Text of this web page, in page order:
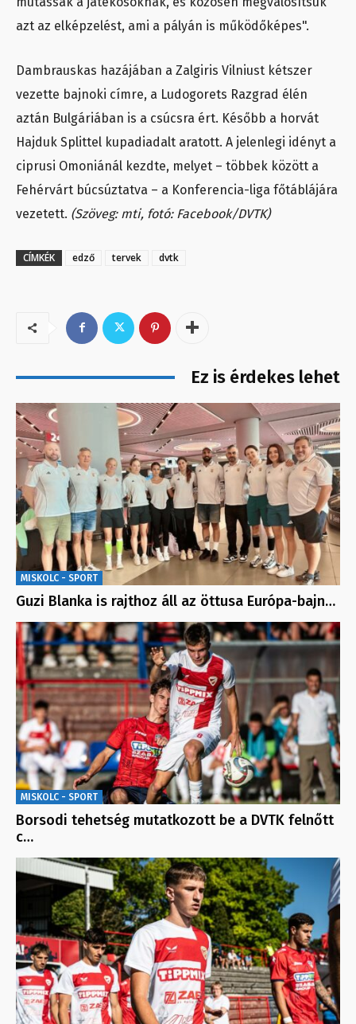
azt az elképzelést, ami a pályán is működőképes".
Dambrauskas hazájában a Zalgiris Vilniust kétszer
vezette bajnoki címre, a Ludogorets Razgrad élén
aztán Bulgáriában is a csúcsra ért. Később a horvát
Hajduk Splittel kupadiadalt aratott. A jelenlegi idényt a
ciprusi Omoniánál kezdte, melyet – többek között a
Fehérvárt búcsúztatva – a Konferencia-liga főtáblájára
vezetett. (Szöveg: mti, fotó: Facebook/DVTK)
CÍMKÉK edző tervek dvtk
Ez is érdekes lehet
MISKOLC - SPORT
Guzi Blanka is rajthoz áll az öttusa Európa-bajn…
MISKOLC - SPORT
Borsodi tehetség mutatkozott be a DVTK felnőtt
c…